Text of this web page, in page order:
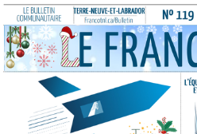
Ressources
Aînés
Activités à distance
ConnectAînés
Arts et culture
Appels d'offres du
Plan de Développement
Organismes
Nouvelles
Bulletin Le FrancoTNL